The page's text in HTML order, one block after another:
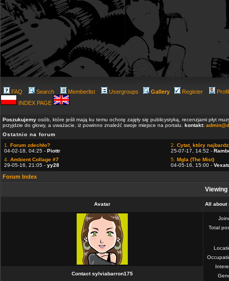
FAQ Search Memberlist Usergroups Gallery Register
INDEX PAGE
Poszukujemy osób, które jeśli mają ku temu ochotę zajęły się publicystyką, recenzjami płyt
przyjdzie do głowy, a uważacie, iż powinno znaleźć swoje miejsce na portalu. kontakt:
Ostatnio na forum
1. Forum zdechło?
04-02-18, 04:25 - Piottr
2. Cytat, który
25-07-17, 14:52 -
4. Ambient Collage #7
29-05-16, 21:05 - yy28
5. Mgla (The Mist)
04-05-16, 15:00 -
Forum Index
Avatar All about
Total
Contact sylviabarron175